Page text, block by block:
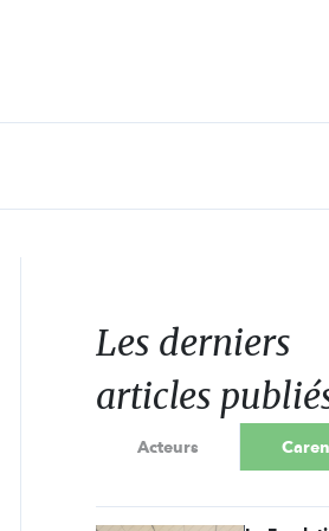
Les derniers
articles
Acteurs